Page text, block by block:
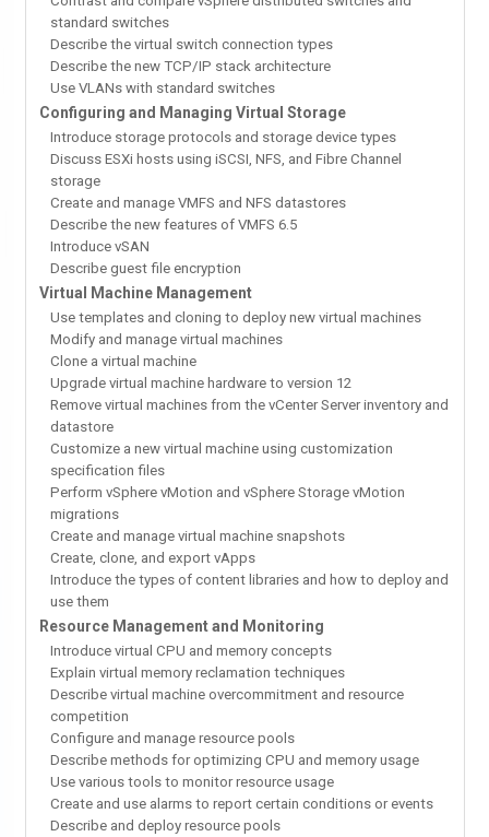
standard switches
Describe the virtual switch connection types
Describe the new TCP/IP stack architecture
Use VLANs with standard switches
Configuring and Managing Virtual Storage
Introduce storage protocols and storage device types
Discuss ESXi hosts using iSCSI, NFS, and Fibre Channel
storage
Create and manage VMFS and NFS datastores
Describe the new features of VMFS 6.5
Introduce vSAN
Describe guest file encryption
Virtual Machine Management
Use templates and cloning to deploy new virtual machines
Modify and manage virtual machines
Clone a virtual machine
Upgrade virtual machine hardware to version 12
Remove virtual machines from the vCenter Server inventory and
datastore
Customize a new virtual machine using customization
specification files
Perform vSphere vMotion and vSphere Storage vMotion
migrations
Create and manage virtual machine snapshots
Create, clone, and export vApps
Introduce the types of content libraries and how to deploy and
use them
Resource Management and Monitoring
Introduce virtual CPU and memory concepts
Explain virtual memory reclamation techniques
Describe virtual machine overcommitment and resource
competition
Configure and manage resource pools
Describe methods for optimizing CPU and memory usage
Use various tools to monitor resource usage
Create and use alarms to report certain conditions or events
Describe and deploy resource pools